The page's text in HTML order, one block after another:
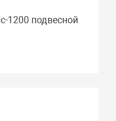
1200 подвесной